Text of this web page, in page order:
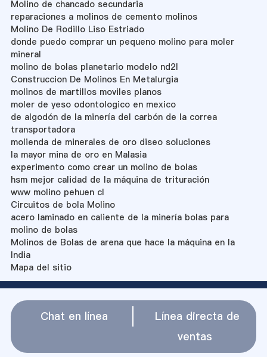
Molino de chancado secundaria
reparaciones a molinos de cemento molinos
Molino De Rodillo Liso Estriado
donde puedo comprar un pequeno molino para moler
mineral
molino de bolas planetario modelo nd2l
Construccion De Molinos En Metalurgia
molinos de martillos moviles planos
moler de yeso odontologico en mexico
de algodón de la minería del carbón de la correa
transportadora
molienda de minerales de oro diseo soluciones
la mayor mina de oro en Malasia
experimento como crear un molino de bolas
hsm mejor calidad de la máquina de trituración
www molino pehuen cl
Circuitos de bola Molino
acero laminado en caliente de la minería bolas para
molino de bolas
Molinos de Bolas de arena que hace la máquina en la
India
Mapa del sitio
Chat en línea
Línea directa de
ventas